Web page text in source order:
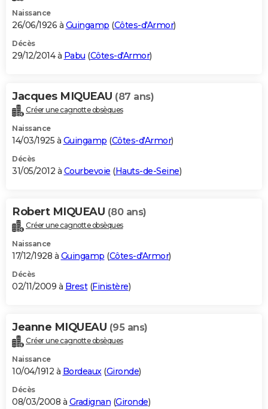
Naissance
26/06/1926 à Guingamp (Côtes-d'Armor)
Décès
29/12/2014 à Pabu (Côtes-d'Armor)
Jacques MIQUEAU (87 ans)
Créer une cagnotte obsèques
Naissance
14/03/1925 à Guingamp (Côtes-d'Armor)
Décès
31/05/2012 à Courbevoie (Hauts-de-Seine)
Robert MIQUEAU (80 ans)
Créer une cagnotte obsèques
Naissance
17/12/1928 à Guingamp (Côtes-d'Armor)
Décès
02/11/2009 à Brest(Finistère)
Jeanne MIQUEAU (95 ans)
Créer une cagnotte obsèques
Naissance
10/04/1912 à Bordeaux(Gironde)
Décès
08/03/2008 à Gradignan (Gironde)